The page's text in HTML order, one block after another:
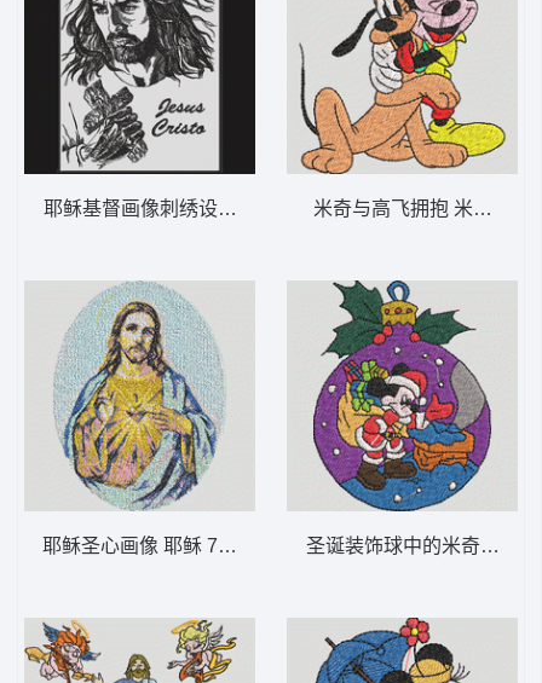
耶稣基督画像刺绣设计 耶稣 8-DST格式
耶稣圣心画像 耶稣 7-DST格式
米奇与高飞拥抱 米奇和布
圣诞装饰球中的米奇 米奇